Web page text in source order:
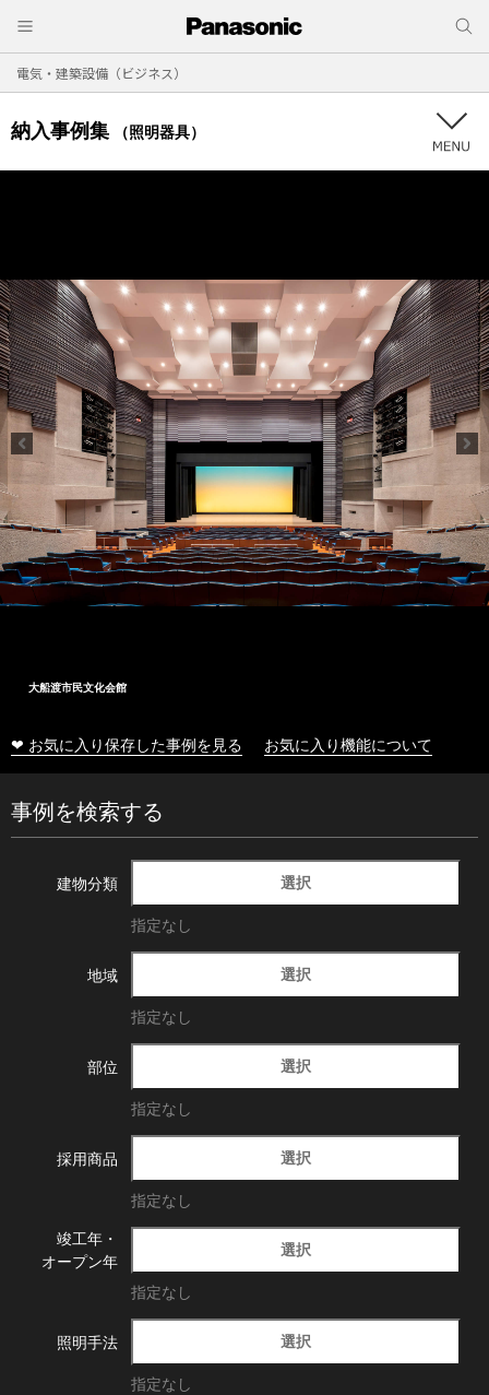
電気・建築設備（ビジネス）
納入事例集 （照明器具）
大船渡市民文化会館
❤ お気に入り保存した事例を見る お気に入り機能について
事例を検索する
建物分類 選択
指定なし
地域 選択
指定なし
部位 選択
指定なし
採用商品 選択
指定なし
竣工年・
オープン年
選択
指定なし
照明手法 選択
指定なし